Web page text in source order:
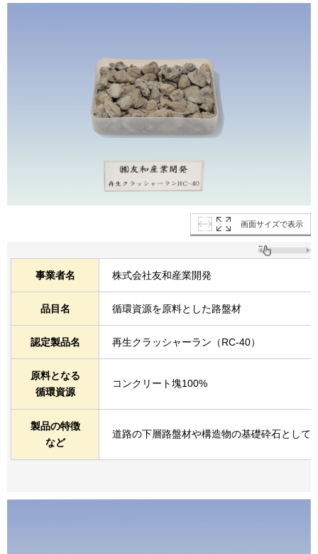
画面サイズで表示
事業者名 株式会社友和産業開発
品目名 循環資源を原料とした路盤材
認定製品名 再生クラッシャーラン（RC-40）
原料となる
循環資源
コンクリート塊100%
製品の特徴
など
道路の下層路盤材や構造物の基礎砕石として